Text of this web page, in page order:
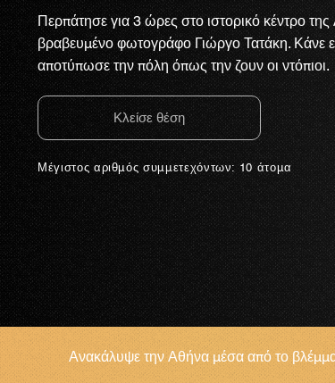
Περπάτησε για 3 ώρες στο ιστορικό κέντρο
βραβευμένο φωτογράφο Γιώργο Τατάκη. Κάνε
αποτύπωσε την πόλη όπως την ζουν οι ντόπιοι.
Κλείσε θέση
Μέγιστος αριθμός συμμετεχόντων: 10 άτομα
Ανακάλυψε την Αθήνα μέσα από το